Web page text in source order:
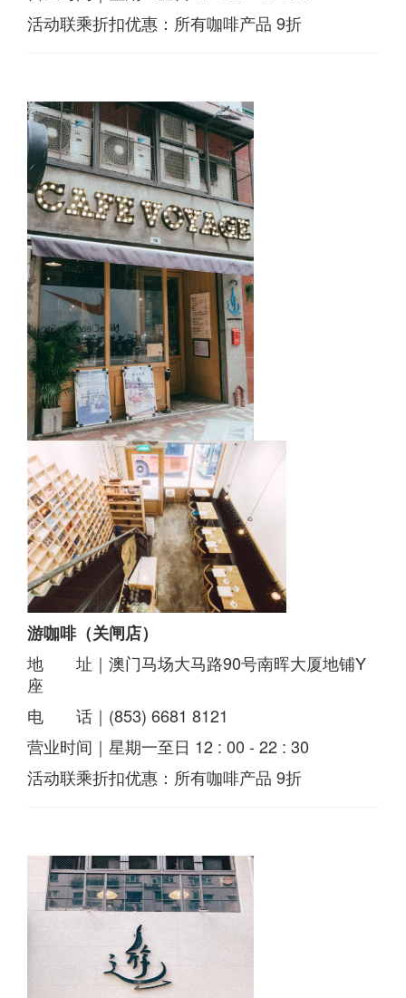
活动联乘折扣优惠：所有咖啡产品 9折
游咖啡（关闸店）
地 址｜澳门马场大马路90号南晖大厦地铺Y
座
电 话｜(853) 6681 8121
营业时间｜星期一至日 12 : 00 - 22 : 30
活动联乘折扣优惠：所有咖啡产品 9折